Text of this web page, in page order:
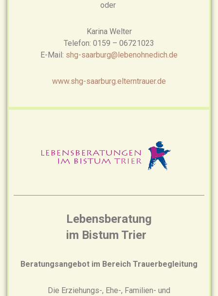
oder
Karina Welter
Telefon: 0159 – 06721023
E-Mail: shg-saarburg@lebenohnedich.de
www.shg-saarburg.elterntrauer.de
Lebensberatung
im Bistum Trier
Beratungsangebot im Bereich Trauerbegleitung
Die Erziehungs-, Ehe-, Familien- und